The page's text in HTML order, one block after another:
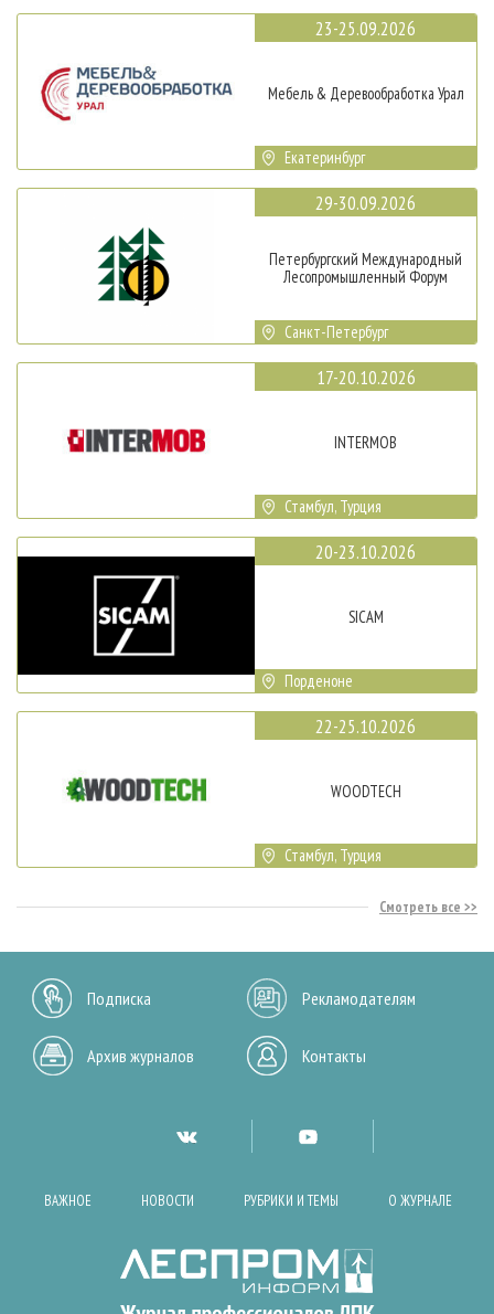
23-25.09.2026
Мебель & Деревообработка Урал
Екатеринбург
29-30.09.2026
Петербургский Международный
Лесопромышленный Форум
Санкт-Петербург
17-20.10.2026
INTERMOB
Стамбул, Турция
20-23.10.2026
SICAM
Порденоне
22-25.10.2026
WOODTECH
Стамбул, Турция
Смотреть все
Подписка Рекламодателям
Архив журналов Контакты
ВАЖНОЕ НОВОСТИ РУБРИКИ И ТЕМЫ О ЖУРНАЛЕ